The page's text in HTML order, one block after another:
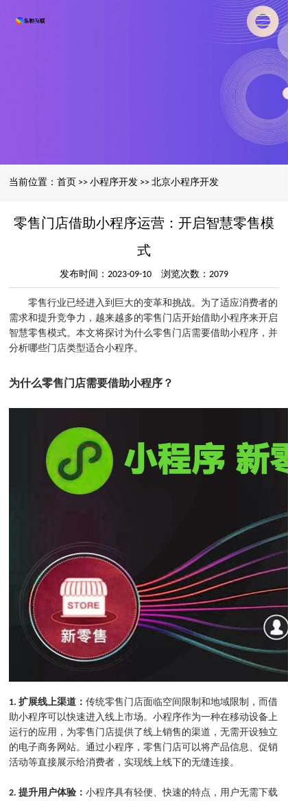
当前位置： 首页 >> 小程序开发>> 北京小程序开发
零售门店借助小程序运营：开启智慧零售模
式
发布时间：2023-09-10 浏览次数：2079
零售行业已经进入到巨大的变革和挑战。为了适应消费者的
需求和提升竞争力，越来越多的零售门店开始借助小程序来开启
智慧零售模式。本文将探讨为什么零售门店需要借助小程序，并
分析哪些门店类型适合小程序。
为什么零售门店需要借助小程序？
1. 扩展线上渠道： 传统零售门店面临空间限制和地域限制，而借
助小程序可以快速进入线上市场。小程序作为一种在移动设备上
运行的应用，为零售门店提供了线上销售的渠道，无需开设独立
的电子商务网站。通过小程序，零售门店可以将产品信息、促销
活动等直接展示给消费者，实现线上线下的无缝连接。
2. 提升用户体验： 小程序具有轻便、快速的特点，用户无需下载